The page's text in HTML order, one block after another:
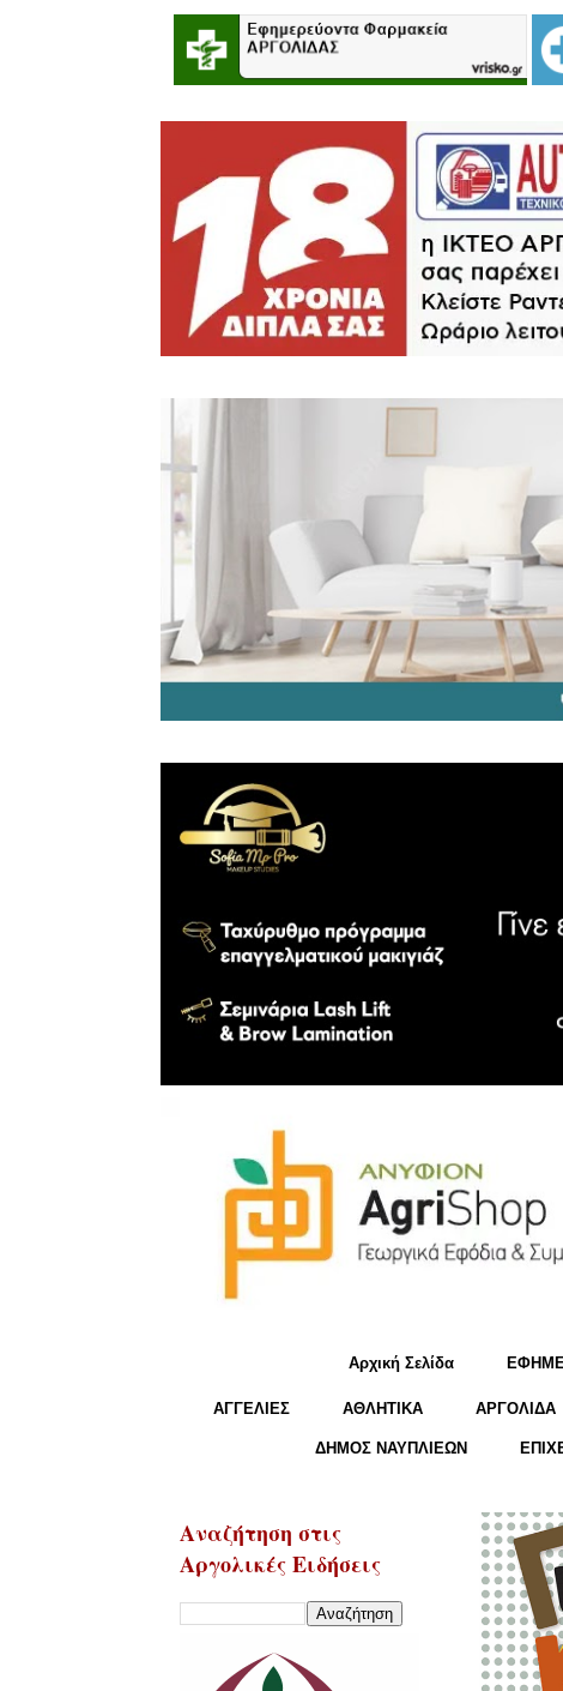
Αρχική Σελίδα
ΑΓΓΕΛΙΕΣ ΑΘΛΗΤΙΚΑ ΑΡΓΟΛΙΔΑ
ΔΗΜΟΣ ΝΑΥΠΛΙΕΩΝ
Αναζήτηση στις
Αργολικές Ειδήσεις